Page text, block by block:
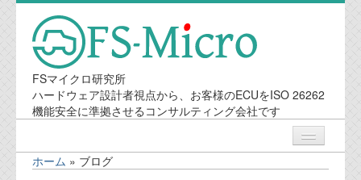
FSマイクロ研究所
ハードウェア設計者視点から、お客様のECUをISO 26262
機能安全に準拠させるコンサルティング会社です
ニュース
ホーム » ブログ